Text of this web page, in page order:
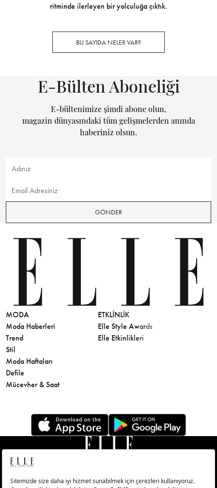
ritminde ilerleyen bir yolculuğa çıktık.
BU SAYIDA NELER VAR?
E-Bülten Aboneliği
E-bültenimize şimdi abone olun,
magazin dünyasındaki tüm gelişmelerden anında
haberiniz olsun.
GÖNDER
MODA
Moda Haberleri
Trend
Stil
Moda Haftaları
Defile
Mücevher & Saat
ETKLINLIK
Elle Style Awards
Elle Etkinlikleri